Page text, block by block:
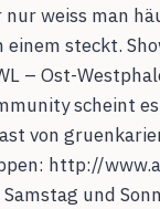
weiss man
einem steckt.
– Ost-
scheint
von
http://
Samstag und